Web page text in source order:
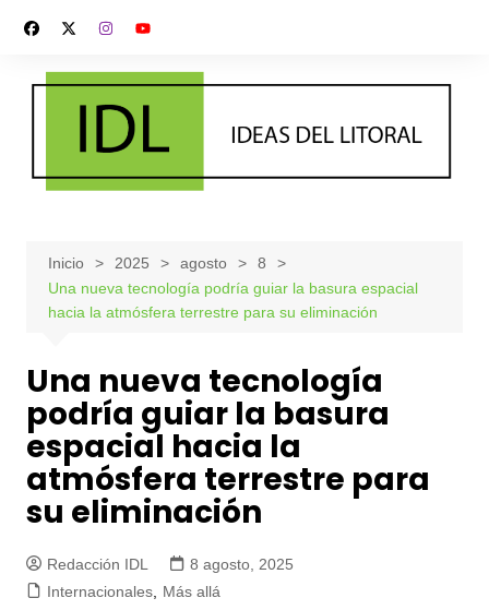
contenido
Inicio 2025 agosto
8
Una nueva tecnología podría guiar la basura espacial
hacia la atmósfera terrestre para su eliminación
Una nueva tecnología
podría guiar la basura
espacial hacia la
atmósfera terrestre para
su eliminación
Redacción IDL
8 agosto, 2025
Internacionales, Más allá